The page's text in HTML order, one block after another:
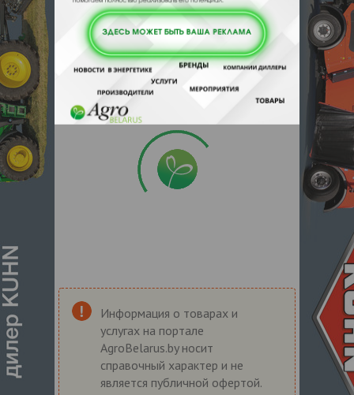
Информация о товарах и
услугах на портале
AgroBelarus.by носит
справочный характер и не
является публичной офертой.